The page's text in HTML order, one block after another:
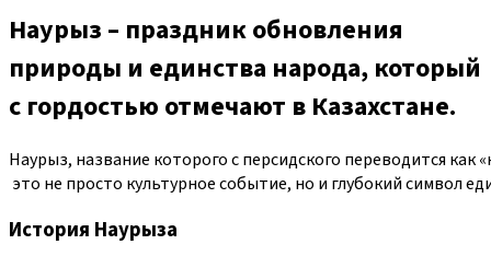
Наурыз – праздник обновления
природы и единства народа, который
с гордостью отмечают в Казахстане.
Наурыз, название которого с персидского переводится
это не просто культурное событие, но и глубокий символ
История Наурыза